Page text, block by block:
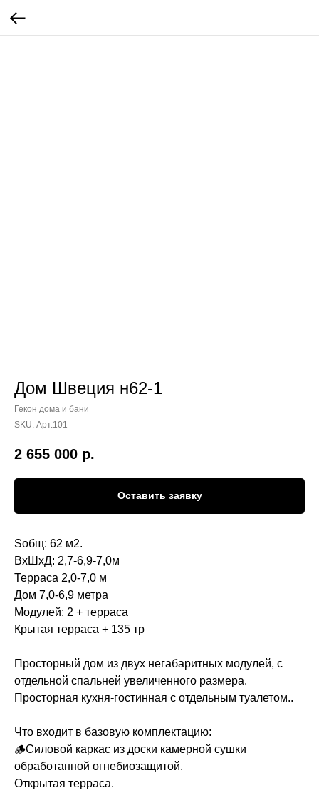
Дом Швеция н62-1
Гекон дома и бани
SKU: Арт.101
2 655 000 р.
Оставить заявку
Sобщ: 62 м2.
ВхШхД: 2,7-6,9-7,0м
Терраса 2,0-7,0 м
Дом 7,0-6,9 метра
Модулей: 2 + терраса
Крытая терраса + 135 тр
Просторный дом из двух негабаритных модулей, с
отдельной спальней увеличенного размера.
Просторная кухня-гостинная с отдельным туалетом..
Что входит в базовую комплектацию:
🪵Силовой каркас из доски камерной сушки
обработанной огнебиозащитой.
Открытая терраса.